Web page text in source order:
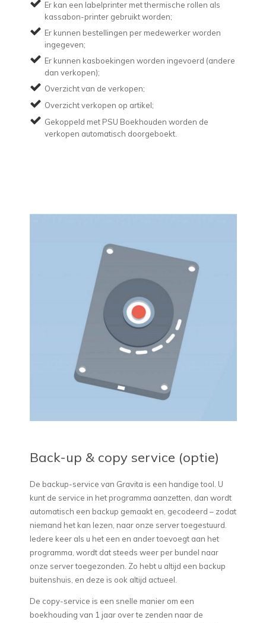
Er kan een labelprinter met thermische rollen als
kassabon-printer gebruikt worden;
Er kunnen bestellingen per medewerker worden
ingegeven;
Er kunnen kasboekingen worden ingevoerd (andere
dan verkopen);
Overzicht van de verkopen;
Overzicht verkopen op artikel;
Gekoppeld met PSU Boekhouden worden de
verkopen automatisch doorgeboekt.
Back-up & copy service (optie)
De backup-service van Gravita is een handige tool. U
kunt de service in het programma aanzetten, dan wordt
automatisch een backup gemaakt en, gecodeerd – zodat
niemand het kan lezen, naar onze server toegestuurd.
Iedere keer als u het een en ander toevoegt aan het
programma, wordt dat steeds weer per bundel naar
onze server toegezonden. Zo hebt u altijd een backup
buitenshuis, en deze is ook altijd actueel.
De copy-service is een snelle manier om een
boekhouding van 1 jaar over te zenden naar de